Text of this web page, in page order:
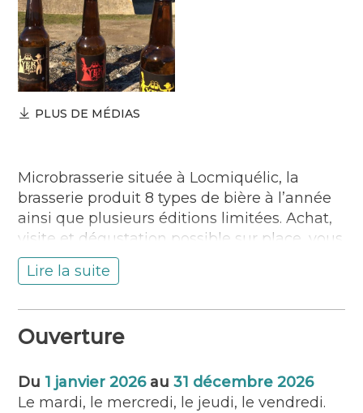
PLUS DE MÉDIAS
Microbrasserie située à Locmiquélic, la
brasserie produit 8 types de bière à l’année
ainsi que plusieurs éditions limitées. Achat,
visite et dégustation possible sur place, vous
y trouverez aussi des produits locaux
produits par des amis , de quoi compléter
brasserieyermatbier@gmail.com ou via le
sur le pays de Lorient à partir d’un carton.
Ouvert les mardi /mercredi /jeudi de 15h à
Lire la suite
Ouverture
Du 1 janvier 2026au31 décembre 2026
Le mardi, le mercredi, le jeudi, le vendredi.